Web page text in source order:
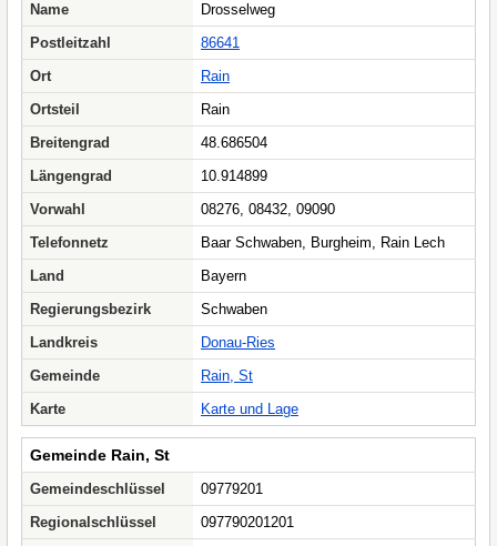
Name
Drosselweg
Postleitzahl
86641
Ort
Rain
Ortsteil
Rain
Breitengrad
48.686504
Längengrad
10.914899
Vorwahl
08276, 08432, 09090
Telefonnetz
Baar Schwaben, Burgheim, Rain Lech
Land
Bayern
Regierungsbezirk
Schwaben
Landkreis
Donau-Ries
Gemeinde
Rain, St
Karte
Karte und Lage
Gemeinde Rain, St
Gemeindeschlüssel
09779201
Regionalschlüssel
097790201201